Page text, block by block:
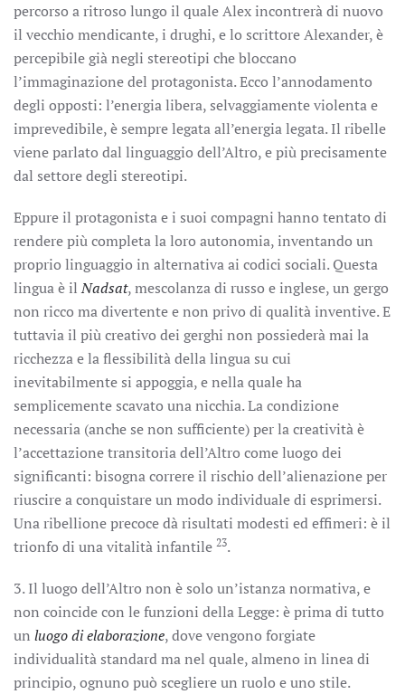
percorso a ritroso lungo il quale Alex incontrerà di nuovo
il vecchio mendicante, i drughi, e lo scrittore Alexander, è
percepibile già negli stereotipi che bloccano
l’immaginazione del protagonista. Ecco l’annodamento
degli opposti: l’energia libera, selvaggiamente violenta e
imprevedibile, è sempre legata all’energia legata. Il ribelle
viene parlato dal linguaggio dell’Altro, e più precisamente
dal settore degli stereotipi.
Eppure il protagonista e i suoi compagni hanno tentato di
rendere più completa la loro autonomia, inventando un
proprio linguaggio in alternativa ai codici sociali. Questa
lingua è ilNadsat, mescolanza di russo e inglese, un gergo
non ricco ma divertente e non privo di qualità inventive. E
tuttavia il più creativo dei gerghi non possiederà mai la
ricchezza e la flessibilità della lingua su cui
inevitabilmente si appoggia, e nella quale ha
semplicemente scavato una nicchia. La condizione
necessaria (anche se non sufficiente) per la creatività è
l’accettazione transitoria dell’Altro come luogo dei
significanti: bisogna correre il rischio dell’alienazione per
riuscire a conquistare un modo individuale di esprimersi.
Una ribellione precoce dà risultati modesti ed effimeri: è il
trionfo di una vitalità infantile 23.
3. Il luogo dell’Altro non è solo un’istanza normativa, e
non coincide con le funzioni della Legge: è prima di tutto
un luogo di elaborazione, dove vengono forgiate
individualità standard ma nel quale, almeno in linea di
principio, ognuno può scegliere un ruolo e uno stile.